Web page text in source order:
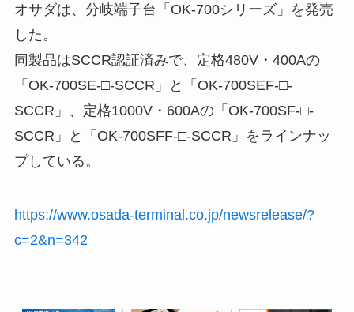
オサダは、分岐端子台「OK-700シリーズ」を発売
した。
同製品はSCCR認証済みで、定格480V・400Aの
「OK-700SE-□-SCCR」と「OK-700SEF-□-
SCCR」、定格1000V・600Aの「OK-700SF-□-
SCCR」と「OK-700SFF-□-SCCR」をラインナッ
プしている。
https://www.osada-terminal.co.jp/newsrelease/?
c=2&n=342